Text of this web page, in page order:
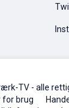
Call-to-
TV - alle
for brug